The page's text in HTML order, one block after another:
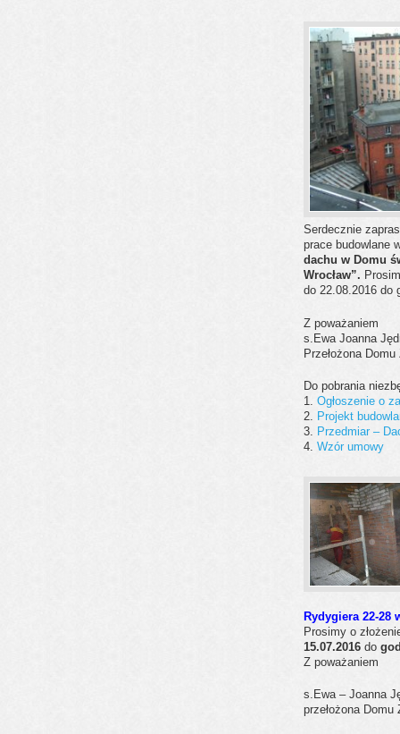
Serdecznie
prace budowlane
dachu w Domu
Wrocław”.
do 22.08.2016 do
Z poważaniem
s.Ewa Joanna
Przełożona
Do pobrania
1. Ogłoszenie o
2. Projekt
3. Przedmiar –
4. Wzór umowy
Rydygiera 22-28
Prosimy o
15.07.2016 do
Z poważaniem
s.Ewa – Joanna
przełożona Domu